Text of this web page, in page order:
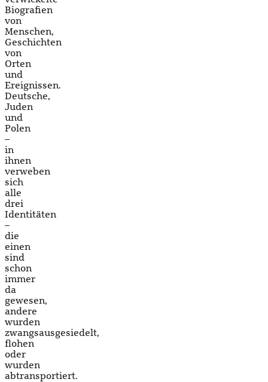
Biografien
von
Menschen,
Geschichten
von
Orten
und
Ereignissen.
Deutsche,
Juden
und
Polen
–
in
ihnen
verweben
sich
alle
drei
Identitäten
–
die
einen
sind
schon
immer
da
gewesen,
andere
wurden
zwangsausgesiedelt,
flohen
oder
wurden
abtransportiert.